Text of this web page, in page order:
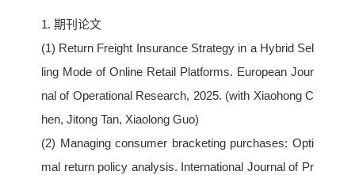
1. 期刊论文
(1) Return Freight Insurance Strategy in a Hybrid Sel
ling Mode of Online Retail Platforms. European Jour
nal of Operational Research, 2025. (with Xiaohong C
hen, Jitong Tan, Xiaolong Guo)
(2) Managing consumer bracketing purchases: Opti
mal return policy analysis. International Journal of Pr